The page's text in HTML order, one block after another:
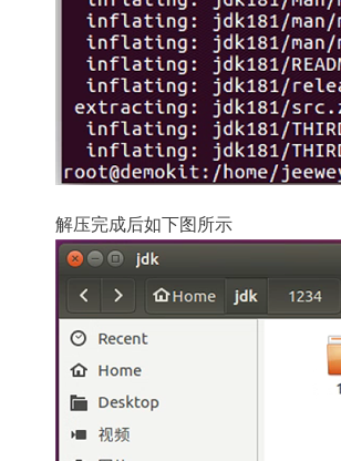
解压完成后如下图所示